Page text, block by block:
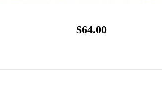
$64.00